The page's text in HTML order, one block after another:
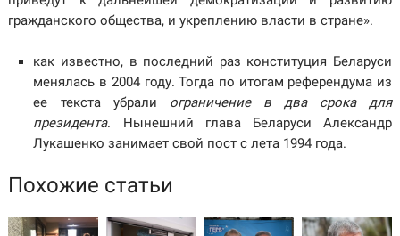
гражданского общества, и укреплению власти в стране».
как известно, в последний раз конституция Беларуси
менялась в 2004 году. Тогда по итогам референдума из
ее текста убрали ограничение в два срока для
президента. Нынешний глава Беларуси Александр
Лукашенко занимает свой пост с лета 1994 года.
Похожие статьи